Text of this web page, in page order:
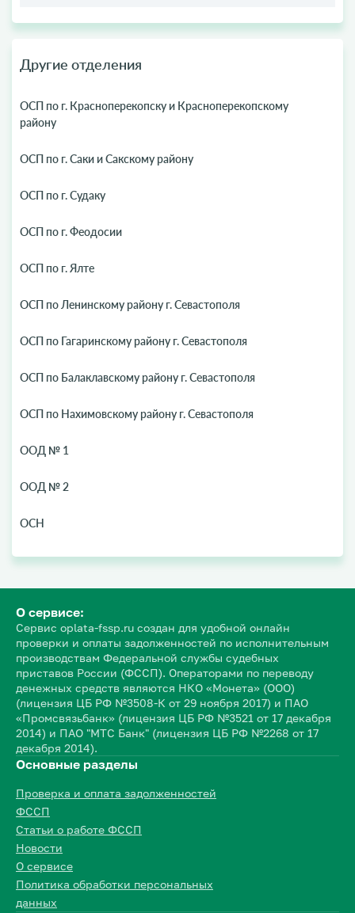
Другие отделения
ОСП по г. Красноперекопску и Красноперекопскому
району
ОСП по г. Саки и Сакскому району
ОСП по г. Судаку
ОСП по г. Феодосии
ОСП по г. Ялте
ОСП по Ленинскому району г. Севастополя
ОСП по Гагаринскому району г. Севастополя
ОСП по Балаклавскому району г. Севастополя
ОСП по Нахимовскому району г. Севастополя
ООД № 1
ООД № 2
ОСН
О сервисе:
Сервис oplata-fssp.ru создан для удобной онлайн
проверки и оплаты задолженностей по исполнительным
производствам Федеральной службы судебных
приставов России (ФССП). Операторами по переводу
денежных средств являются НКО «Монета» (ООО)
(лицензия ЦБ РФ №3508-К от 29 ноября 2017) и ПАО
«Промсвязьбанк» (лицензия ЦБ РФ №3521 от 17 декабря
2014) и ПАО "МТС Банк" (лицензия ЦБ РФ №2268 от 17
декабря 2014).
Основные разделы
Проверка и оплата задолженностей
ФССП
Статьи о работе ФССП
Новости
О сервисе
Политика обработки персональных
данных